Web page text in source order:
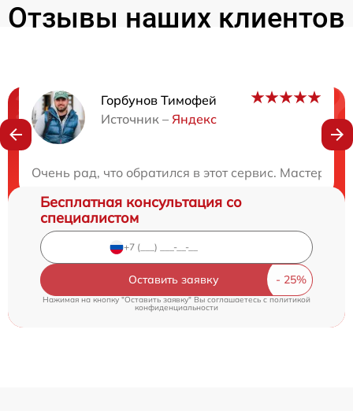
Отзывы наших клиентов
Горбунов Тимофей
Источник – Яндекс
Очень рад, что обратился в этот сервис.
Нужна консультация?
Бесплатная консультация со
специалистом
Оставить заявку
Нажимая на кнопку "Оставить заявку" Вы соглашаетесь cполитикой
конфиденциальности